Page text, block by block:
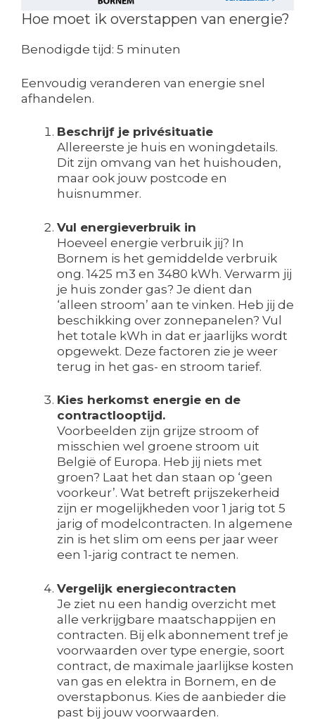
Hoe moet ik overstappen van energie?
Benodigde tijd: 5 minuten
Eenvoudig veranderen van energie snel
afhandelen.
Beschrijf je privésituatie
Allereerste je huis en woningdetails.
Dit zijn omvang van het huishouden,
maar ook jouw postcode en
huisnummer.
Vul energieverbruik in
Hoeveel energie verbruik jij? In
Bornem is het gemiddelde verbruik
ong. 1425 m3 en 3480 kWh. Verwarm jij
je huis zonder gas? Je dient dan
‘alleen stroom’ aan te vinken. Heb jij de
beschikking over zonnepanelen? Vul
het totale kWh in dat er jaarlijks wordt
opgewekt. Deze factoren zie je weer
terug in het gas- en stroom tarief.
Kies herkomst energie en de
contractlooptijd.
Voorbeelden zijn grijze stroom of
misschien wel groene stroom uit
België of Europa. Heb jij niets met
groen? Laat het dan staan op ‘geen
voorkeur’. Wat betreft prijszekerheid
zijn er mogelijkheden voor 1 jarig tot 5
jarig of modelcontracten. In algemene
zin is het slim om eens per jaar weer
een 1-jarig contract te nemen.
Vergelijk energiecontracten
Je ziet nu een handig overzicht met
alle verkrijgbare maatschappijen en
contracten. Bij elk abonnement tref je
voorwaarden over type energie, soort
contract, de maximale jaarlijkse kosten
van gas en elektra in Bornem, en de
overstapbonus. Kies de aanbieder die
past bij jouw voorwaarden.